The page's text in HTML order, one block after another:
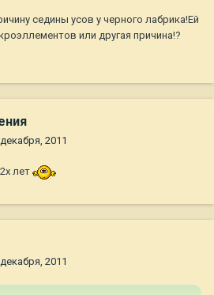
седины усов у черного лабрика!Ей
или другая причина!?
2011
лет
2011